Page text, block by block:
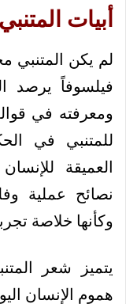
أبيات
لم يكن المتنبي
فيلسوفاً يرصد
ومعرفته في
للمتنبي في
العميقة
نصائح عملية
وكأنها خلاصة
يتميز شعر
هموم الإنسان